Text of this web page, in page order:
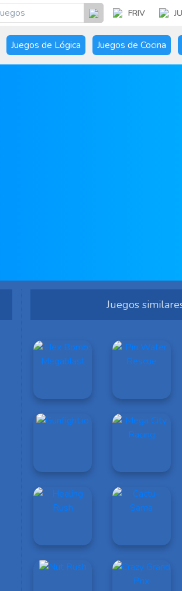
FRIV
Juegos de Lógica Juegos de Cocina
Juegos